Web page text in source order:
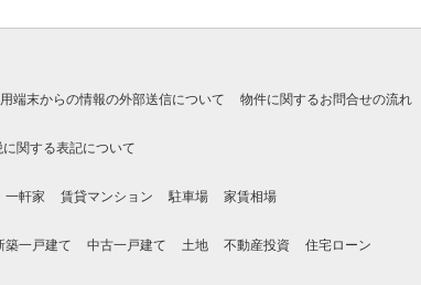
端末からの情報の外部送信について 物件に関するお問合せの流れ
に関する表記について
一軒家 賃貸マンション 駐車場 家賃相場
築一戸建て 中古一戸建て 土地 不動産投資 住宅ローン